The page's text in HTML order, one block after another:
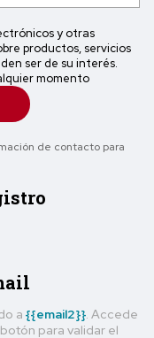
y otras
productos, servicios
ser de su interés.
momento
de contacto para
a {{email2}}. Accede
para validar el